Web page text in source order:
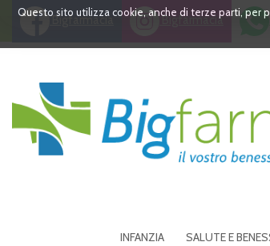
PassaQuesto sito utilizza cookie, anche di terze parti, per
Bigfarmacia Bigfarmacia
Bigfarmacia
INFANZIA SALUTE E